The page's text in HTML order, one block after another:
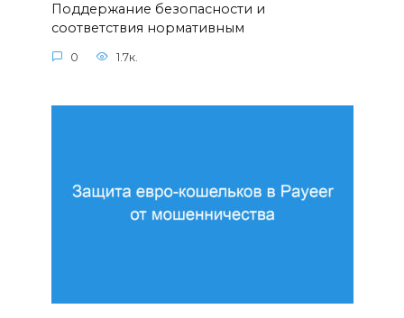
Поддержание безопасности и
соответствия нормативным
0 1.7к.